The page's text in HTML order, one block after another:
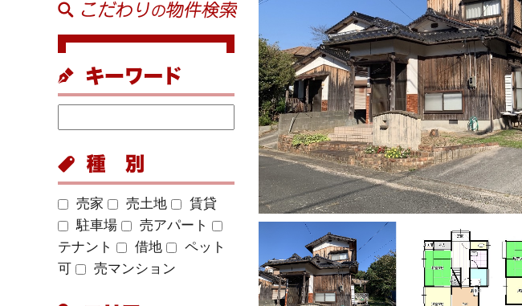
売家 売土地
賃貸
駐車場
売アパート
テナント
借地
ペット
可
売マンション